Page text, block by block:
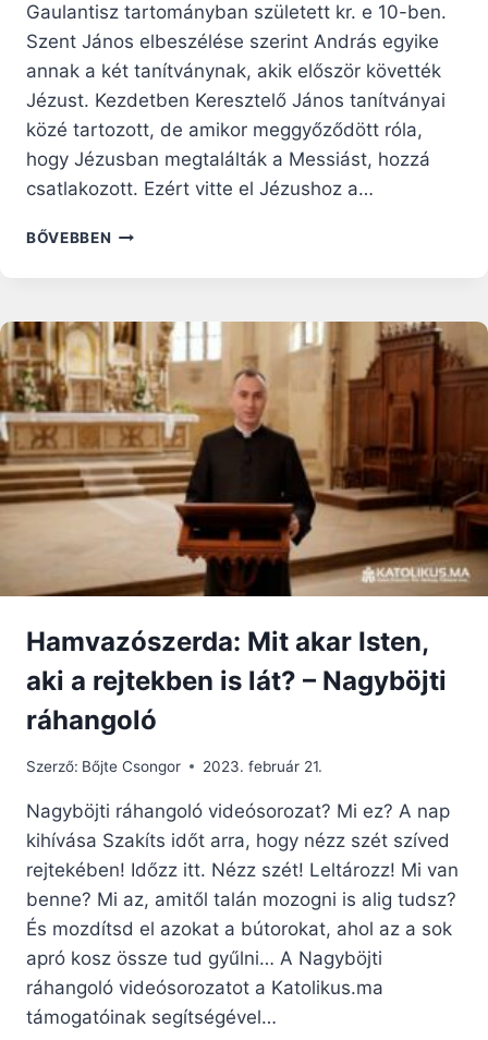
Gaulantisz tartományban született kr. e 10-ben.
Szent János elbeszélése szerint András egyike
annak a két tanítványnak, akik először követték
Jézust. Kezdetben Keresztelő János tanítványai
közé tartozott, de amikor meggyőződött róla,
hogy Jézusban megtalálták a Messiást, hozzá
csatlakozott. Ezért vitte el Jézushoz a…
BŐVEBBEN SZENT
SZENTEK
ÉLETE
Hamvazószerda: Mit akar Isten,
aki a rejtekben is lát? – Nagyböjti
ráhangoló
Szerző: Bőjte Csongor 2023. február 21.
Nagyböjti ráhangoló videósorozat? Mi ez? A nap
kihívása Szakíts időt arra, hogy nézz szét szíved
rejtekében! Időzz itt. Nézz szét! Leltározz! Mi van
benne? Mi az, amitől talán mozogni is alig tudsz?
És mozdítsd el azokat a bútorokat, ahol az a sok
apró kosz össze tud gyűlni… A Nagyböjti
ráhangoló videósorozatot a Katolikus.ma
támogatóinak segítségével…